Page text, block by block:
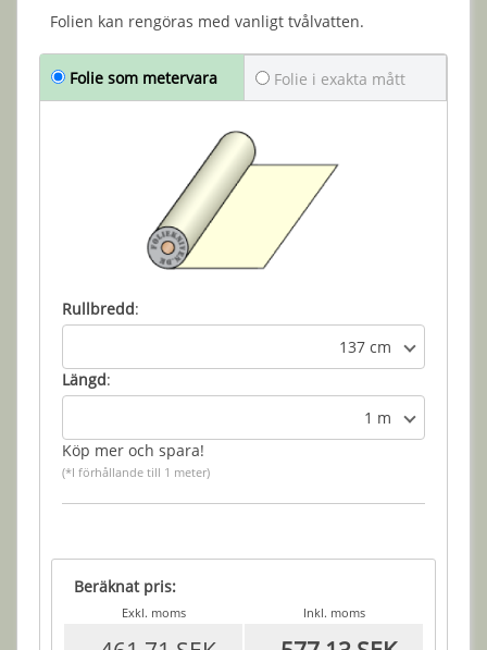
Folien kan rengöras med vanligt tvålvatten.
Folie som metervara Folie i exakta mått
Rullbredd:
137 cm
Längd:
1 m
Köp mer och spara!
(*I förhållande till 1 meter)
Beräknat pris:
Exkl. moms Inkl. moms